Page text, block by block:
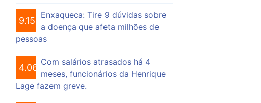
9.150
Enxaqueca: Tire 9 dúvidas sobre
a doença que afeta milhões de
pessoas
4.068
Com salários atrasados há 4
meses, funcionários da Henrique
Lage fazem greve.